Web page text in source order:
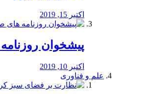
اکتبر 15, 2019
پیشخوان
اکتبر 10, 2019
علم و فناوری